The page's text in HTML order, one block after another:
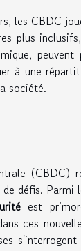
les CBDC
plus
à une
société.
(CBDC)
défis.
est
ces